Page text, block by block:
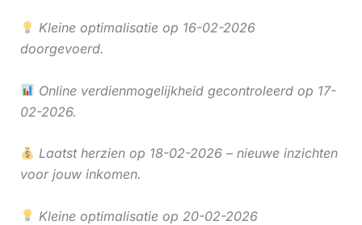
Kleine optimalisatie op 16-02-2026
doorgevoerd.
Online verdienmogelijkheid gecontroleerd op 17-
02-2026.
Laatst herzien op 18-02-2026 – nieuwe inzichten
voor jouw inkomen.
Kleine optimalisatie op 20-02-2026